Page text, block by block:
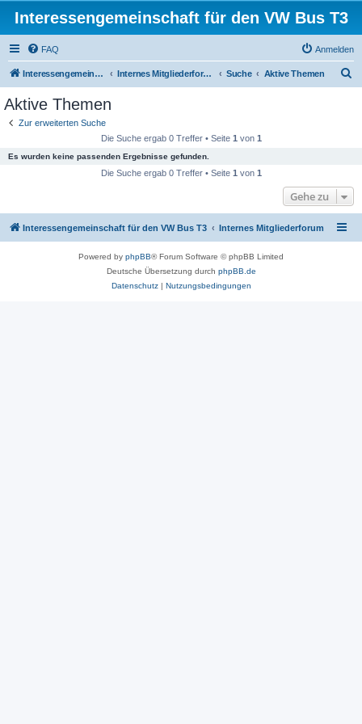
Interessengemeinschaft für den VW Bus T3
FAQ Anmelden
Interessengemeinschaft für den VW Bus T3 Internes Mitgliederforum Suche Aktive Themen
Aktive Themen
Zur erweiterten Suche
Die Suche ergab 0 Treffer • Seite 1 von 1
Es wurden keine passenden Ergebnisse gefunden.
Die Suche ergab 0 Treffer • Seite 1 von 1
Gehe zu
Interessengemeinschaft für den VW Bus T3 Internes Mitgliederforum
Powered by phpBB® Forum Software © phpBB Limited
Deutsche Übersetzung durch phpBB.de
Datenschutz| Nutzungsbedingungen